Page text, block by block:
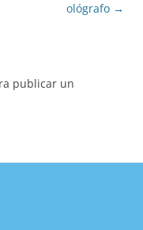
ológrafo →
publicar un